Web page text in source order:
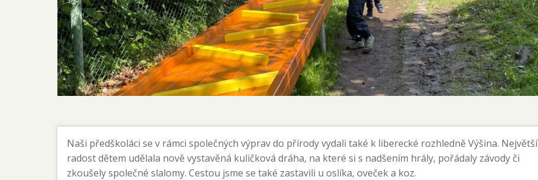
Naši předškoláci se v rámci společných výprav do přírody vydali také k liberecké rozhledně Výšina. Největší
radost dětem udělala nově vystavěná kuličková dráha, na které si s nadšením hrály, pořádaly závody či
zkoušely společné slalomy. Cestou jsme se také zastavili u oslíka, oveček a koz.